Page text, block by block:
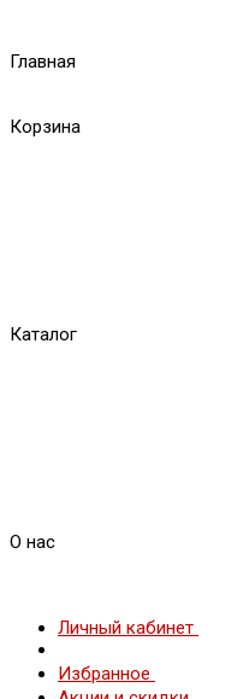
Главная
Корзина
Каталог
О нас
Личный кабинет
Избранное